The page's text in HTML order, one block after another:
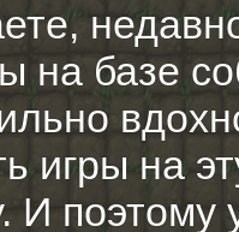
на базе
игры на
И поэтому